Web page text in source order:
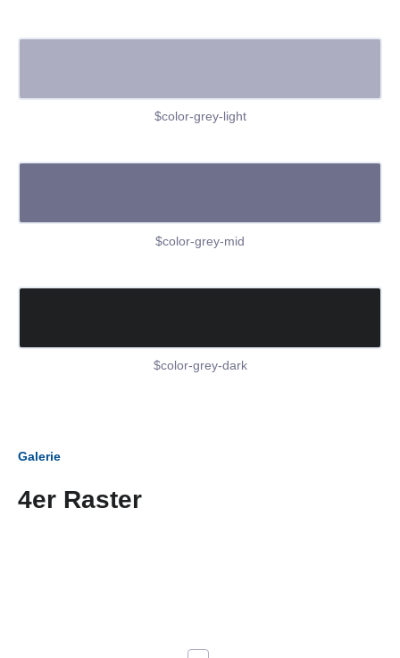
$color-grey-light
$color-grey-mid
$color-grey-dark
Galerie
4er Raster